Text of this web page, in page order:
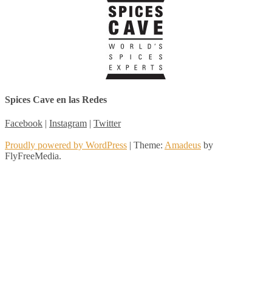
Spices Cave en las Redes
Facebook | Instagram | Twitter
Proudly powered by WordPress | Theme: Amadeus by
FlyFreeMedia.